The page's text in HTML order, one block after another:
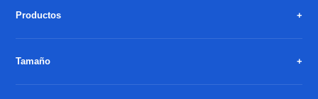
Productos
Tamaño